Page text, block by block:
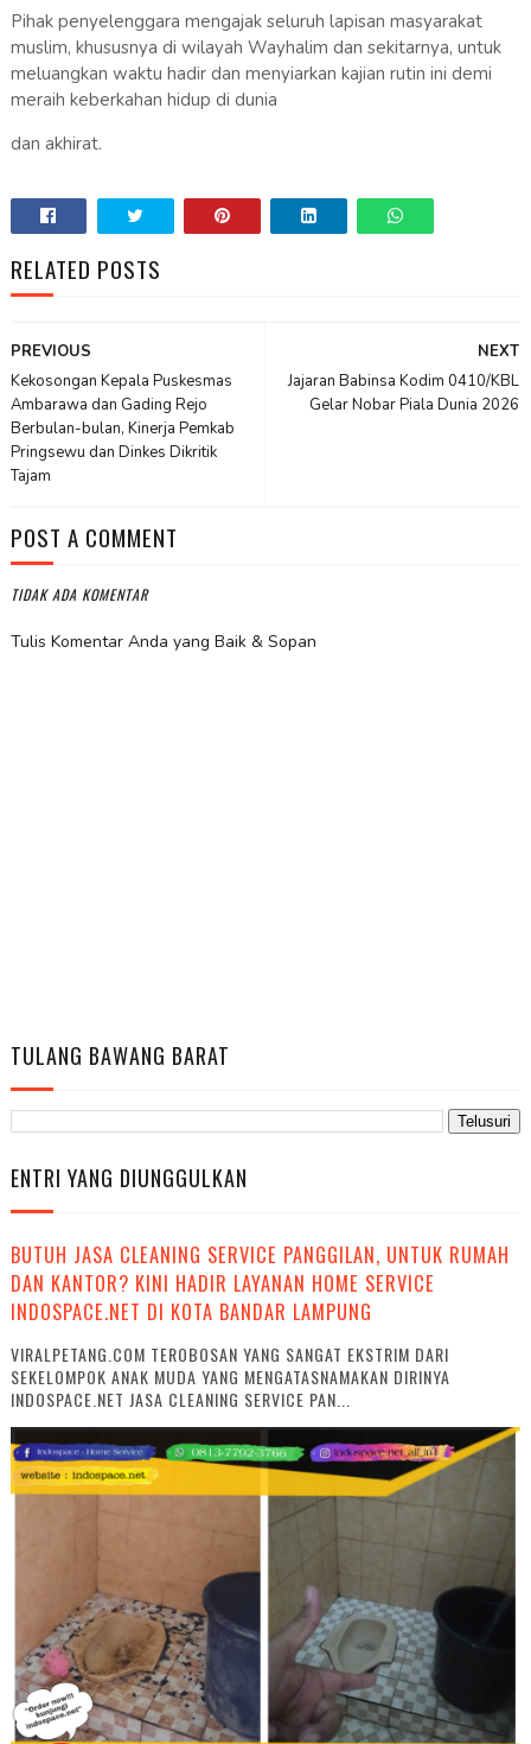
Pihak penyelenggara mengajak seluruh lapisan masyarakat
muslim, khususnya di wilayah Wayhalim dan sekitarnya, untuk
meluangkan waktu hadir dan menyiarkan kajian rutin ini demi
meraih keberkahan hidup di dunia
dan akhirat.
RELATED POSTS
NEXT
Jajaran Babinsa Kodim 0410/KBL
Gelar Nobar Piala Dunia 2026
PREVIOUS
Kekosongan Kepala Puskesmas
Ambarawa dan Gading Rejo
Berbulan-bulan, Kinerja Pemkab
Pringsewu dan Dinkes Dikritik
Tajam
POST A COMMENT
TIDAK ADA KOMENTAR
Tulis Komentar Anda yang Baik & Sopan
TULANG BAWANG BARAT
ENTRI YANG DIUNGGULKAN
BUTUH JASA CLEANING SERVICE PANGGILAN, UNTUK RUMAH
DAN KANTOR? KINI HADIR LAYANAN HOME SERVICE
INDOSPACE.NET DI KOTA BANDAR LAMPUNG
VIRALPETANG.COM TEROBOSAN YANG SANGAT EKSTRIM DARI
SEKELOMPOK ANAK MUDA YANG MENGATASNAMAKAN DIRINYA
INDOSPACE.NET JASA CLEANING SERVICE PAN...